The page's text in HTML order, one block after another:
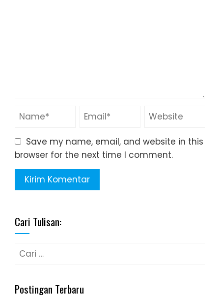
Save my name, email, and website in this
browser for the next time I comment.
Cari Tulisan:
Cari
Postingan Terbaru